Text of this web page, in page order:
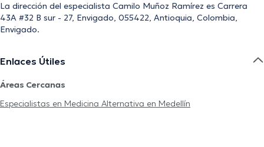
La dirección del especialista Camilo Muñoz Ramírez es Carrera
43A #32 B sur - 27, Envigado, 055422, Antioquia, Colombia,
Envigado.
Enlaces Útiles
Áreas Cercanas
Especialistas en Medicina Alternativa en Medellín